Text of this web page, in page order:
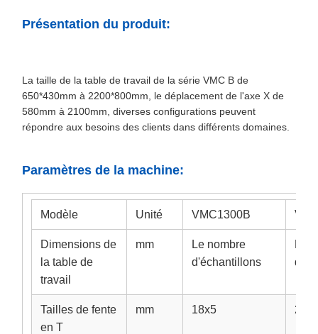
Présentation du produit:
La taille de la table de travail de la série VMC B de
650*430mm à 2200*800mm, le déplacement de l'axe X de
580mm à 2100mm, diverses configurations peuvent
répondre aux besoins des clients dans différents domaines.
Paramètres de la machine:
Modèle Unité VMC1300B
Dimensions de
la table de
travail
mm
Le nombre
d'échantillons
Tailles de fente
en T
mm 18x5